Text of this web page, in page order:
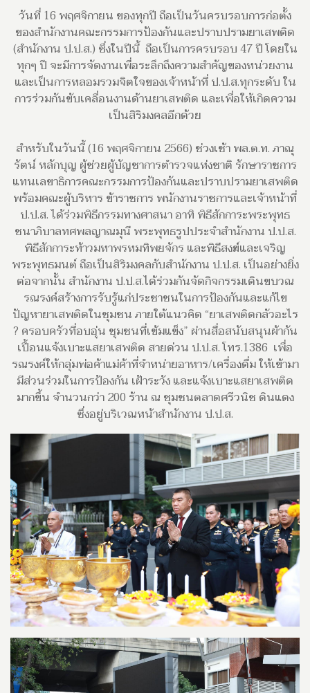
วันที่ 16 พฤศจิกายน ของทุกปี ถือเป็นวันครบรอบการก่อตั้ง
ของสำนักงานคณะกรรมการป้องกันและปราบปรามยาเสพติด
(สำนักงาน ป.ป.ส.) ซึ่งในปีนี้ ถือเป็นการครบรอบ 47 ปี โดยใน
ทุกๆ ปี จะมีการจัดงานเพื่อระลึกถึงความสำคัญของหน่วยงาน
และเป็นการหลอมรวมจิตใจของเจ้าหน้าที่ ป.ป.ส.ทุกระดับ ใน
การร่วมกันขับเคลื่อนงานด้านยาเสพติด และเพื่อให้เกิดความ
เป็นสิริมงคลอีกด้วย
สำหรับในวันนี้ (16 พฤศจิกายน 2566) ช่วงเช้า พล.ต.ท. ภาณุ
รัตน์ หลักบุญ ผู้ช่วยผู้บัญชาการตำรวจแห่งชาติ รักษาราชการ
แทนเลขาธิการคณะกรรมการป้องกันและปราบปรามยาเสพติด
พร้อมคณะผู้บริหาร ข้าราชการ พนักงานราชการและเจ้าหน้าที่
ป.ป.ส. ได้ร่วมพิธีกรรมทางศาสนา อาทิ พิธีสักการะพระพุทธ
ชนาภิบาลทศพลญาณมุนี พระพุทธรูปประจำสำนักงาน ป.ป.ส.
พิธีสักการะท้าวมหาพรหมทิพยจักร และพิธีสงฆ์และเจริญ
พระพุทธมนต์ ถือเป็นสิริมงคลกับสำนักงาน ป.ป.ส. เป็นอย่างยิ่ง
ต่อจากนั้น สำนักงาน ป.ป.ส.ได้ร่วมกันจัดกิจกรรมเดินขบวณ
รณรงค์สร้างการรับรู้แก่ประชาชนในการป้องกันและแก้ไข
ปัญหายาเสพติดในชุมชน ภายใต้แนวคิด “ยาเสพติดกลัวอะไร
? ครอบครัวที่อบอุ่น ชุมชนที่เข้มแข็ง” ผ่านสื่อสนับสนุนผ้ากัน
เปื้อนแจ้งเบาะแสยาเสพติด สายด่วน ป.ป.ส. โทร.1386 เพื่อ
รณรงค์ให้กลุ่มพ่อค้าแม่ค้าที่จำหน่ายอาหาร/เครื่องดื่ม ให้เข้ามา
มีส่วนร่วมในการป้องกัน เฝ้าระวัง และแจ้งเบาะแสยาเสพติด
มากขึ้น จำนวนกว่า 200 ร้าน ณ ชุมชนตลาดศรีวนิช ดินแดง
ซึ่งอยู่บริเวณหน้าสำนักงาน ป.ป.ส.